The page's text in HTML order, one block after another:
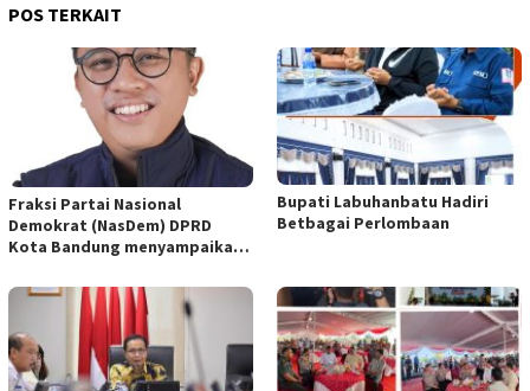
POS TERKAIT
Fraksi Partai Nasional
Demokrat (NasDem) DPRD
Kota Bandung menyampaikan
empat Rancangan Peraturan
Daerah (Raperda) yang
diajukan Pemerintah Kota
Bandung
Bupati Labuhanbatu Hadiri
Betbagai Perlombaan